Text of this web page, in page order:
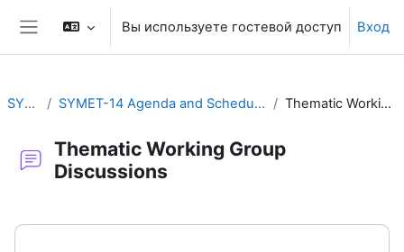
Перейти к основному содержанию
Боковая панель
Вы используете гостевой доступ Вход
SYMET-14 SYMET-14 Agenda and Schedule Details (22 to 25 November 2021) Thematic Working Group Discussions
Thematic Working Group
Discussions